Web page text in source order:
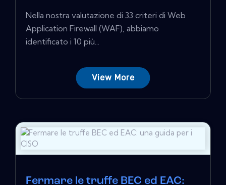
Nella nostra valutazione di 33 criteri di Web
Application Firewall (WAF), abbiamo
identificato i 10 più...
View More
Fermare le truffe BEC ed EAC: